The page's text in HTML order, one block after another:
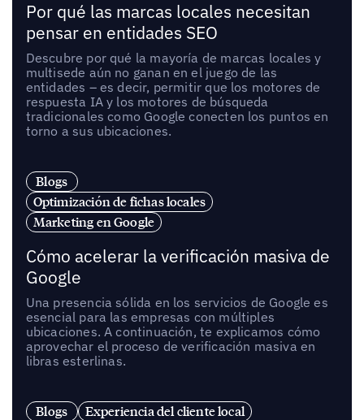
Por qué las marcas locales necesitan
pensar en entidades SEO
Descubre por qué la mayoría de marcas locales y
multisede aún no ganan en el juego de las
entidades – es decir, permitir que los motores de
respuesta IA y los motores de búsqueda
tradicionales como Google conecten los puntos en
torno a sus ubicaciones.
Blogs
Optimización de fichas locales
Marketing en Google
Cómo acelerar la verificación masiva de
Google
Una presencia sólida en los servicios de Google es
esencial para las empresas con múltiples
ubicaciones. A continuación, te explicamos cómo
aprovechar el proceso de verificación masiva en
libras esterlinas.
Blogs Experiencia del cliente local